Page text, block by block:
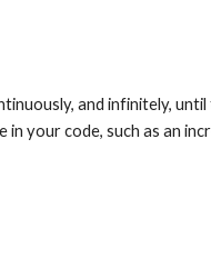
and infinitely,
in your code, such as an